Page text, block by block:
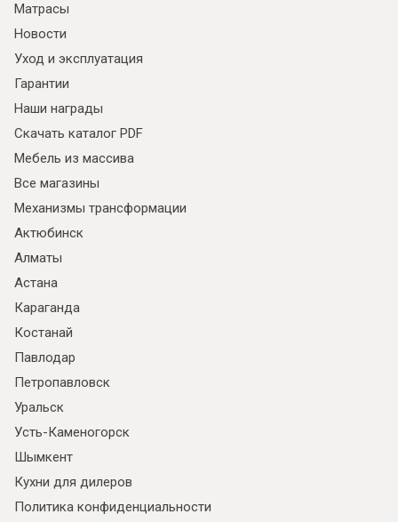
Матрасы
Новости
Уход и эксплуатация
Гарантии
Наши награды
Скачать каталог PDF
Мебель из массива
Все магазины
Механизмы трансформации
Актюбинск
Алматы
Астана
Караганда
Костанай
Павлодар
Петропавловск
Уральск
Усть-Каменогорск
Шымкент
Кухни для дилеров
Политика конфиденциальности